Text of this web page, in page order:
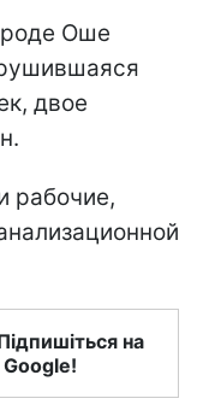
Оше
двое
рабочие,
на
Google!